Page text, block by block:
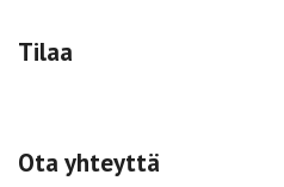
Tilaa
Ota yhteyttä